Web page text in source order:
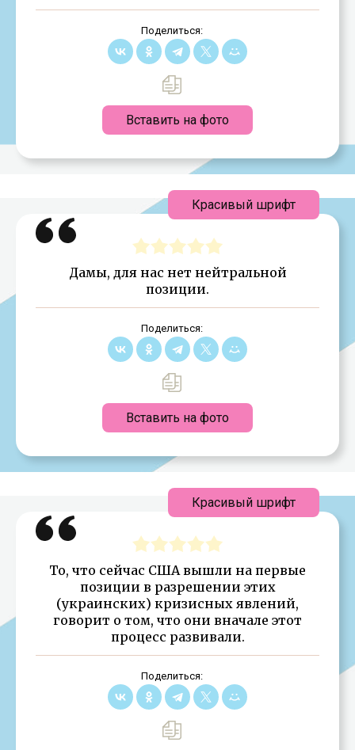
Поделиться:
Вставить на фото
Дамы, для нас нет нейтральной
позиции.
Поделиться:
Вставить на фото
Красивый шрифт
То, что сейчас США вышли на первые
позиции в разрешении этих
(украинских) кризисных явлений,
говорит о том, что они вначале этот
процесс развивали.
Поделиться:
Красивый шрифт